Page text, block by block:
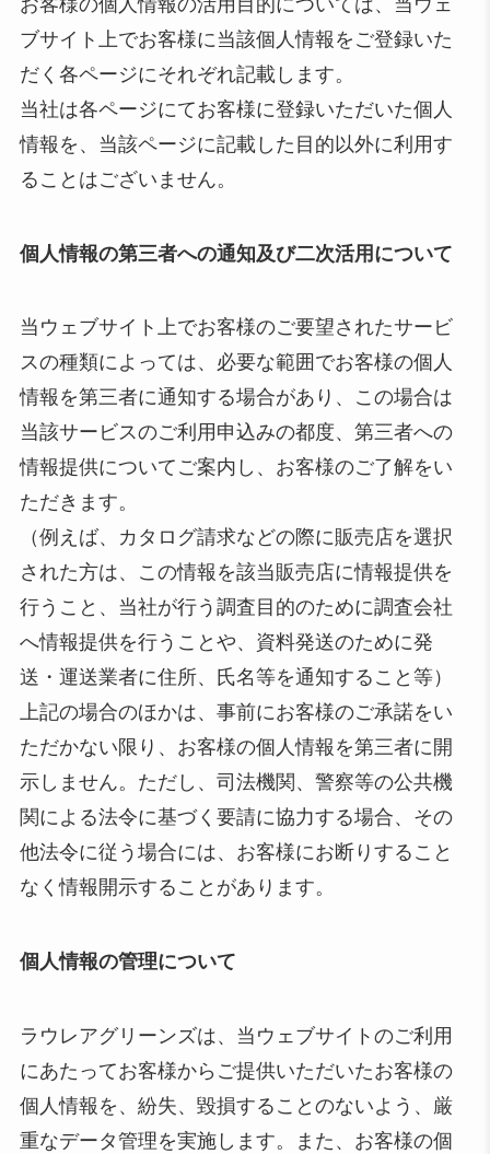
ブサイト上でお客様に当該個人情報をご登録いた
だく各ページにそれぞれ記載します。
当社は各ページにてお客様に登録いただいた個人
情報を、当該ページに記載した目的以外に利用す
ることはございません。
個人情報の第三者への通知及び二次活用について
当ウェブサイト上でお客様のご要望されたサービ
スの種類によっては、必要な範囲でお客様の個人
情報を第三者に通知する場合があり、この場合は
当該サービスのご利用申込みの都度、第三者への
情報提供についてご案内し、お客様のご了解をい
ただきます。
（例えば、カタログ請求などの際に販売店を選択
された方は、この情報を該当販売店に情報提供を
行うこと、当社が行う調査目的のために調査会社
へ情報提供を行うことや、資料発送のために発
送・運送業者に住所、氏名等を通知すること等）
上記の場合のほかは、事前にお客様のご承諾をい
ただかない限り、お客様の個人情報を第三者に開
示しません。ただし、司法機関、警察等の公共機
関による法令に基づく要請に協力する場合、その
他法令に従う場合には、お客様にお断りすること
なく情報開示することがあります。
個人情報の管理について
ラウレアグリーンズは、当ウェブサイトのご利用
にあたってお客様からご提供いただいたお客様の
個人情報を、紛失、毀損することのないよう、厳
重なデータ管理を実施します。また、お客様の個